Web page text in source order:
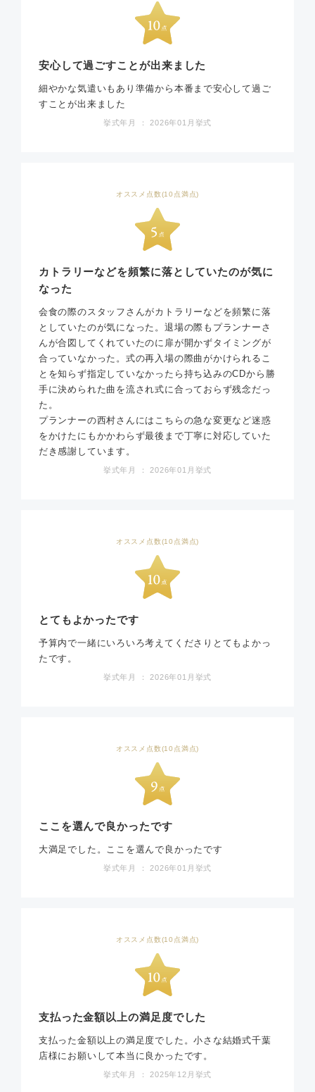
安心して過ごすことが出来ました
細やかな気遣いもあり準備から本番まで安心して過ご
すことが出来ました
挙式年月 ： 2026年01月挙式
オススメ点数(10点満点)
カトラリーなどを頻繁に落としていたのが気に
なった
会食の際のスタッフさんがカトラリーなどを頻繁に落
としていたのが気になった。退場の際もプランナーさ
んが合図してくれていたのに扉が開かずタイミングが
合っていなかった。式の再入場の際曲がかけられるこ
とを知らず指定していなかったら持ち込みのCDから勝
手に決められた曲を流され式に合っておらず残念だっ
た。
プランナーの西村さんにはこちらの急な変更など迷惑
をかけたにもかかわらず最後まで丁寧に対応していた
だき感謝しています。
挙式年月 ： 2026年01月挙式
オススメ点数(10点満点)
とてもよかったです
予算内で一緒にいろいろ考えてくださりとてもよかっ
たです。
挙式年月 ： 2026年01月挙式
オススメ点数(10点満点)
ここを選んで良かったです
大満足でした。ここを選んで良かったです
挙式年月 ： 2026年01月挙式
オススメ点数(10点満点)
支払った金額以上の満足度でした
支払った金額以上の満足度でした。小さな結婚式千葉
店様にお願いして本当に良かったです。
挙式年月 ： 2025年12月挙式